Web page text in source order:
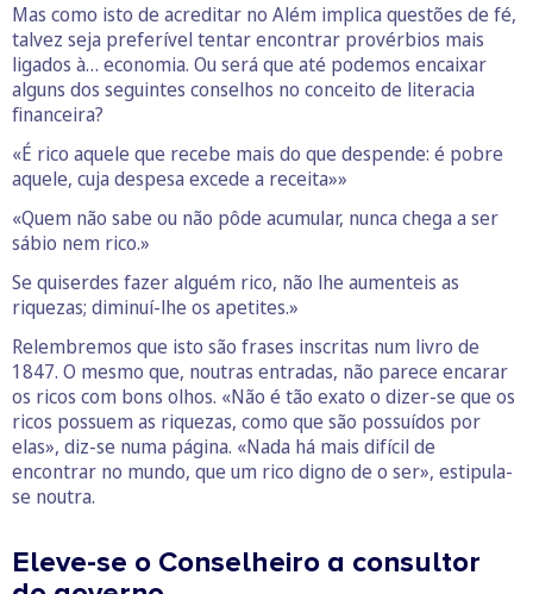
Mas como isto de acreditar no Além implica questões de fé,
talvez seja preferível tentar encontrar provérbios mais
ligados à… economia. Ou será que até podemos encaixar
alguns dos seguintes conselhos no conceito de literacia
financeira?
«É rico aquele que recebe mais do que despende: é pobre
aquele, cuja despesa excede a receita»»
«Quem não sabe ou não pôde acumular, nunca chega a ser
sábio nem rico.»
Se quiserdes fazer alguém rico, não lhe aumenteis as
riquezas; diminuí-lhe os apetites.»
Relembremos que isto são frases inscritas num livro de
1847. O mesmo que, noutras entradas, não parece encarar
os ricos com bons olhos. «Não é tão exato o dizer-se que os
ricos possuem as riquezas, como que são possuídos por
elas», diz-se numa página. «Nada há mais difícil de
encontrar no mundo, que um rico digno de o ser», estipula-
se noutra.
Eleve-se o Conselheiro a consultor